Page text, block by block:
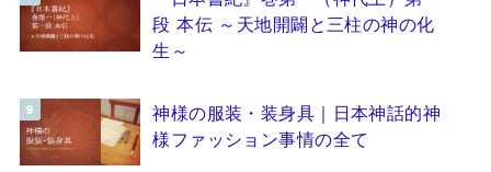
段 本伝 ～天地開闢と三柱の神の化
生～
神様の服装・装身具｜日本神話的神
様ファッション事情の全て